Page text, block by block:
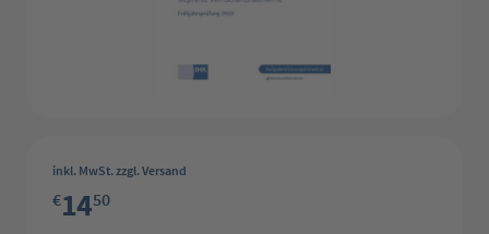
inkl. MwSt. zzgl. Versand
€1450